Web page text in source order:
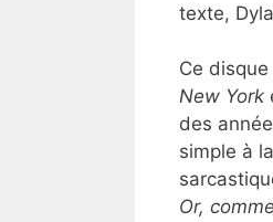
texte,
Ce
New York
des
simple à
Or,